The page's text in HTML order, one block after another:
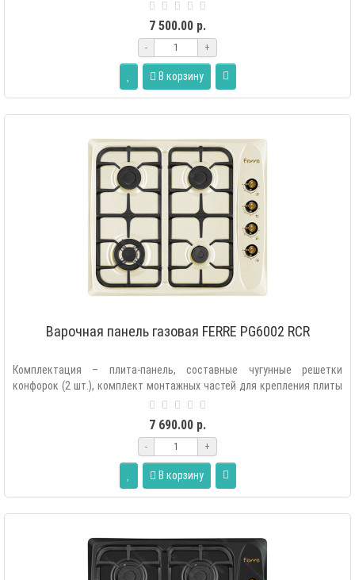
7 500.00 р.
- +
В корзину
Варочная панель газовая FERRE PG6002 RCR
Комплектация – плита-панель, составные чугунные решетки
конфорок (2 шт.), комплект монтажных частей для крепления плиты
7 690.00 р.
- +
В корзину